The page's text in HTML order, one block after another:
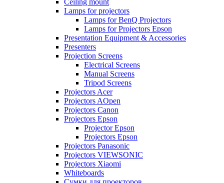
Ceiling mount
Lamps for projectors
Lamps for BenQ Projectors
Lamps for Projectors Epson
Presentation Equipment & Accessories
Presenters
Projection Screens
Electrical Screens
Manual Screens
Tripod Screens
Projectors Acer
Projectors AOpen
Projectors Canon
Projectors Epson
Projector Epson
Projectors Epson
Projectors Panasonic
Projectors VIEWSONIC
Projectors Xiaomi
Whiteboards